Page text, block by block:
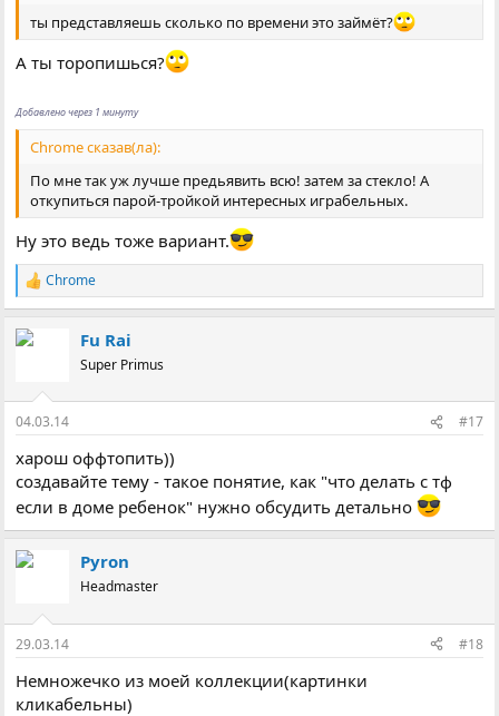
ты представляешь сколько по времени это займёт?
А ты торопишься?
Добавлено через 1 минуту
Chrome сказав(ла):
По мне так уж лучше предьявить всю! затем за стекло! А
откупиться парой-тройкой интересных играбельных.
Ну это ведь тоже вариант.
Р
е
к
Chrome
Fu Rai
Super Primus
04.03.14 #17
харош оффтопить))
создавайте тему - такое понятие, как "что делать с тф
если в доме ребенок" нужно обсудить детально
Pyron
Headmaster
29.03.14 #18
Немножечко из моей коллекции(картинки
кликабельны)